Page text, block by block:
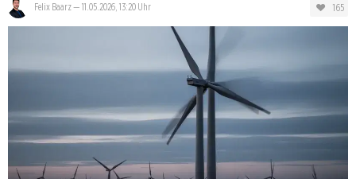
Felix Baarz— 11.05.2026, 13:20 Uhr 165